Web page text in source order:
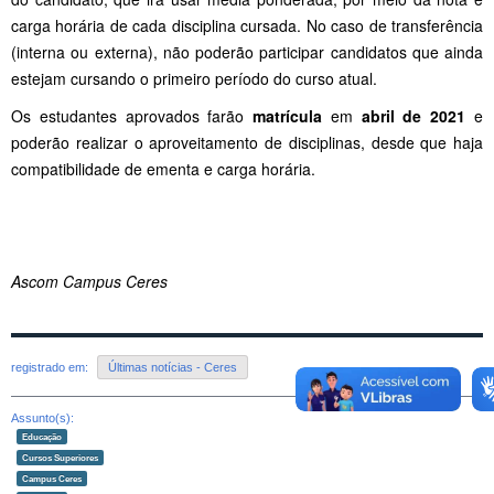
carga horária de cada disciplina cursada. No caso de transferência
(interna ou externa), não poderão participar candidatos que ainda
estejam cursando o primeiro período do curso atual.
Os estudantes aprovados farãomatrícula em abril de 2021 e
poderão realizar o aproveitamento de disciplinas, desde que haja
compatibilidade de ementa e carga horária.
Ascom Campus Ceres
registrado em: Últimas notícias - Ceres
Assunto(s):
Educação
Cursos Superiores
Campus Ceres